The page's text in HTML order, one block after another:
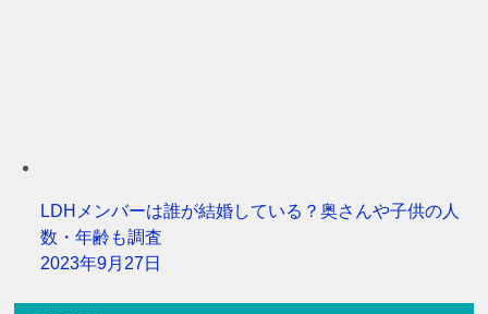
LDHメンバーは誰が結婚している？奥さんや子供の人
数・年齢も調査
2023年9月27日